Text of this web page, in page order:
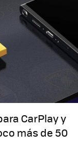
CarPlay y
más de 50